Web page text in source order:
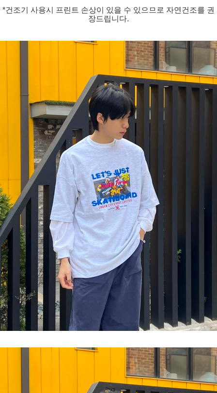
*건조기 사용시 프린트 손상이 있을 수 있으므로 자연건조를 권
장드립니다.